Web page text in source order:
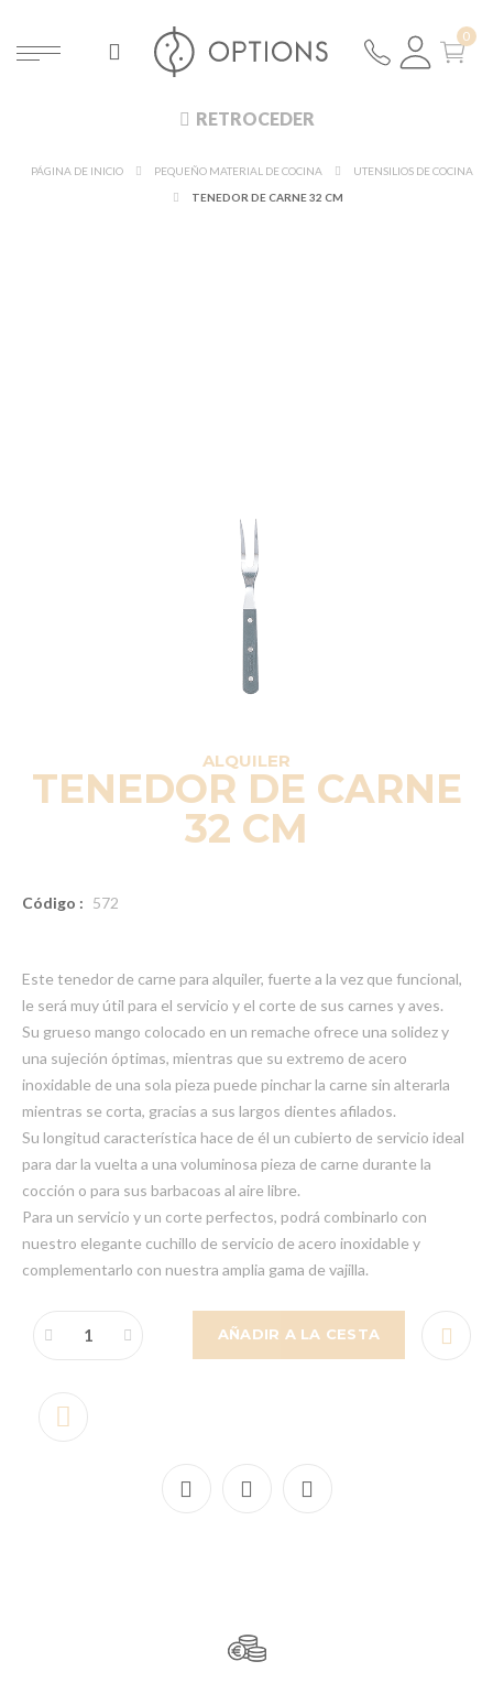
RETROCEDER
PÁGINA DE INICIO PEQUEÑO MATERIAL DE COCINA
UTENSILIOS DE COCINA
TENEDOR DE CARNE 32 CM
ALQUILER
TENEDOR DE CARNE
32 CM
Código : 572
Este tenedor de carne para alquiler, fuerte a la vez que funcional,
le será muy útil para el servicio y el corte de sus carnes y aves.
Su grueso mango colocado en un remache ofrece una solidez y
una sujeción óptimas, mientras que su extremo de acero
inoxidable de una sola pieza puede pinchar la carne sin alterarla
mientras se corta, gracias a sus largos dientes afilados.
Su longitud característica hace de él un cubierto de servicio ideal
para dar la vuelta a una voluminosa pieza de carne durante la
cocción o para sus barbacoas al aire libre.
Para un servicio y un corte perfectos, podrá combinarlo con
nuestro elegante cuchillo de servicio de acero inoxidable y
complementarlo con nuestra amplia gama de vajilla.
AÑADIR A LA CESTA